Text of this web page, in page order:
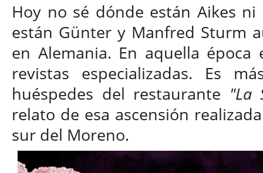
Hoy no sé dónde están Aikes
están Günter y Manfred Sturm
en Alemania. En aquella
revistas especializadas. Es
huéspedes del restaurante "La
relato de esa ascensión
sur del Moreno.